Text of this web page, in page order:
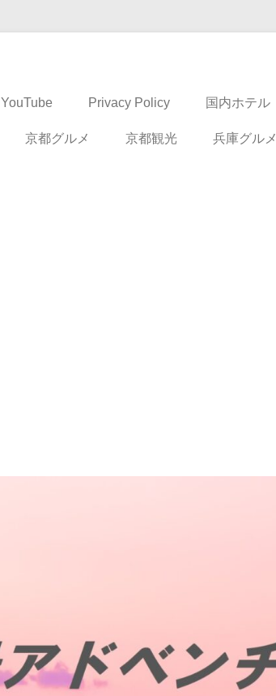
YouTube Privacy Policy 国内ホテル
京都グルメ 京都観光 兵庫グルメ